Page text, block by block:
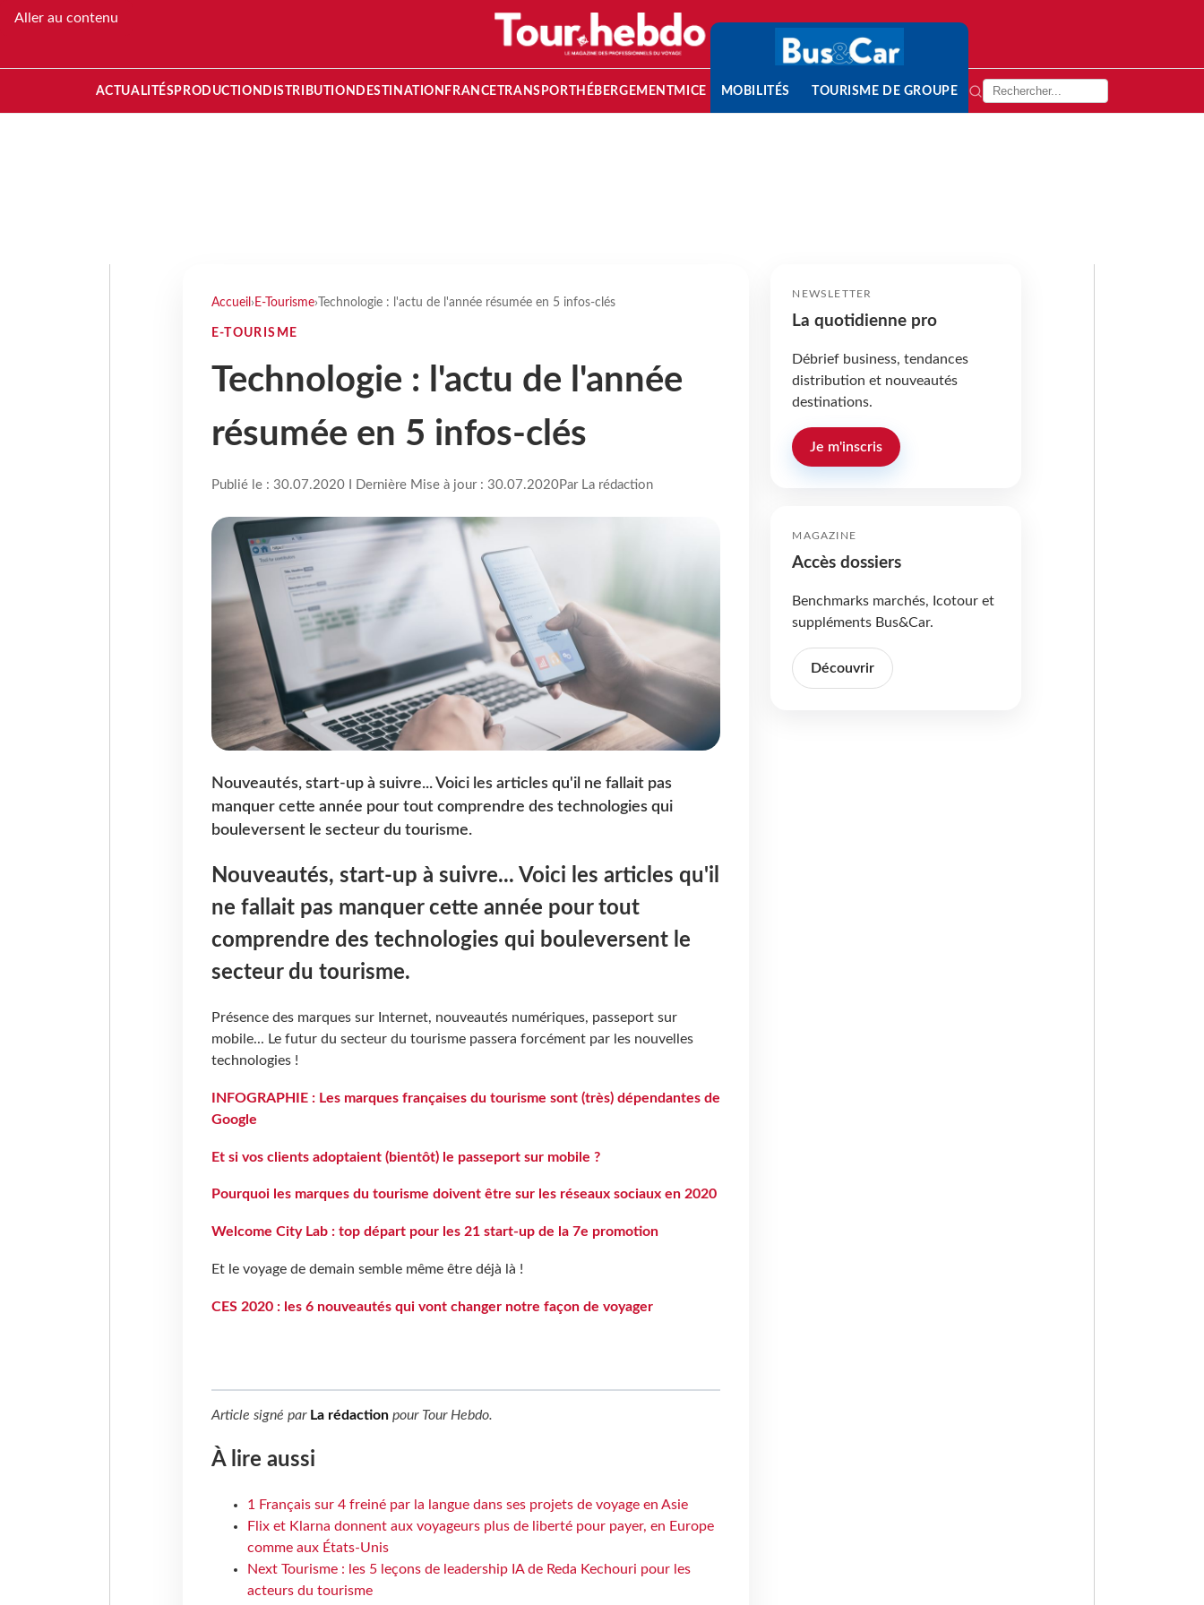
Aller au contenu
ACTUALITÉS PRODUCTION DISTRIBUTION DESTINATION FRANCETRANSPORT HÉBERGEMENTMICE MOBILITÉS TOURISME DE GROUPE
Accueil › E-Tourisme› Technologie : l'actu de l'année résumée en 5 infos-clés
E-TOURISME
Technologie : l'actu de l'année
résumée en 5 infos-clés
Publié le : 30.07.2020 I Dernière Mise à jour : 30.07.2020Par La rédaction
Nouveautés, start-up à suivre... Voici les articles qu'il ne fallait pas
manquer cette année pour tout comprendre des technologies qui
bouleversent le secteur du tourisme.
Nouveautés, start-up à suivre... Voici les articles qu'il
ne fallait pas manquer cette année pour tout
comprendre des technologies qui bouleversent le
secteur du tourisme.
Présence des marques sur Internet, nouveautés numériques, passeport sur
mobile... Le futur du secteur du tourisme passera forcément par les nouvelles
technologies !
INFOGRAPHIE : Les marques françaises du tourisme sont (très) dépendantes de
Google
Et si vos clients adoptaient (bientôt) le passeport sur mobile ?
Pourquoi les marques du tourisme doivent être sur les réseaux sociaux en 2020
Welcome City Lab : top départ pour les 21 start-up de la 7e promotion
Et le voyage de demain semble même être déjà là !
CES 2020 : les 6 nouveautés qui vont changer notre façon de voyager
Article signé par La rédactionpour Tour Hebdo.
À lire aussi
1 Français sur 4 freiné par la langue dans ses projets de voyage en Asie
Flix et Klarna donnent aux voyageurs plus de liberté pour payer, en Europe
comme aux États-Unis
Next Tourisme : les 5 leçons de leadership IA de Reda Kechouri pour les
acteurs du tourisme
NEWSLETTER
La quotidienne pro
Débrief business, tendances
distribution et nouveautés
destinations.
Je m'inscris
MAGAZINE
Accès dossiers
Benchmarks marchés, Icotour et
suppléments Bus&Car.
Découvrir